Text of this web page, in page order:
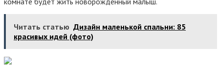
Читать статью Дизайн маленькой спальни: 85
красивых идей (фото)